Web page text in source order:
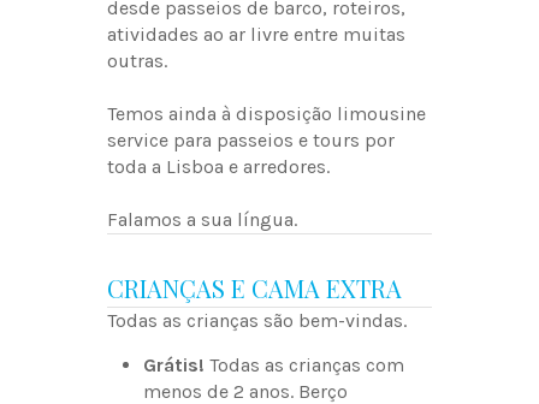
desde passeios de barco, roteiros,
atividades ao ar livre entre muitas
outras.
Temos ainda à disposição limousine
service para passeios e tours por
toda a Lisboa e arredores.
Falamos a sua língua.
CRIANÇAS E CAMA EXTRA
Todas as crianças são bem-vindas.
Grátis! Todas as crianças com
menos de 2 anos. Berço